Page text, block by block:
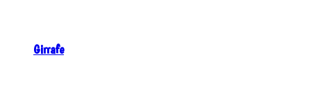
Girrafe